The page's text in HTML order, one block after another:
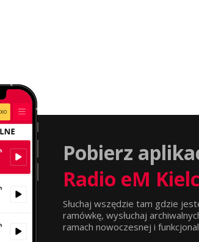
Pobierz
Radio eM
Słuchaj wszędzie tam gdzie
ramówkę, wysłuchaj
ramach nowoczesnej i